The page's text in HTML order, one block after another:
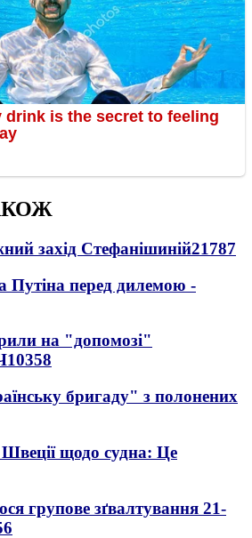
захід Стефанішиній21787
Путіна перед дилемою -
на "допомозі"
10358
бригаду" з полонених
щодо судна: Це
групове зґвалтування 21-